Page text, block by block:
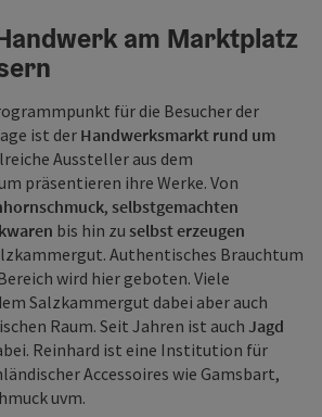
am Marktplatz
für die Besucher der
ist der Handwerksmarkt rund um
Aussteller aus dem
präsentieren ihre Werke. Von
, selbstgemachten
bis hin zu selbst erzeugen
Authentisches Brauchtum
wird hier geboten. Viele
Salzkammergut dabei aber auch
Raum. Seit Jahren ist auch Jagd
Reinhard ist eine Institution für
Accessoires wie Gamsbart,
uvm.